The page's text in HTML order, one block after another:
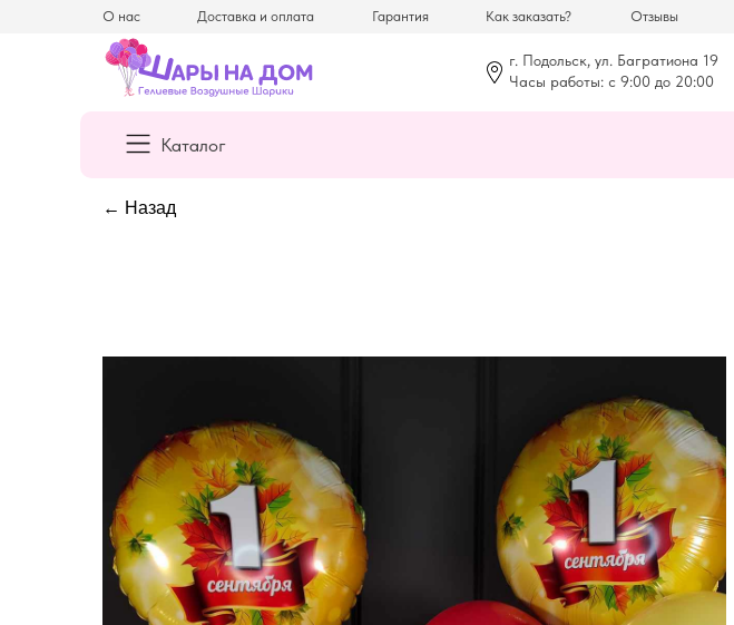
Отзывы
Гарантия Как заказать?
Доставка и оплата
О нас
г. Подольск, ул. Багратиона 19
Часы работы: с 9:00 до 20:00
Каталог
← Назад